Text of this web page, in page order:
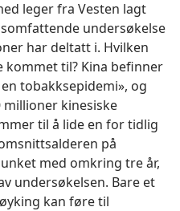
leger fra Vesten lagt
undersøkelse
har deltatt i. Hvilken
kommet til? Kina befinner
tobakksepidemi», og
kinesiske
til å lide en for tidlig
på
med omkring tre år,
undersøkelsen. Bare et
kan føre til